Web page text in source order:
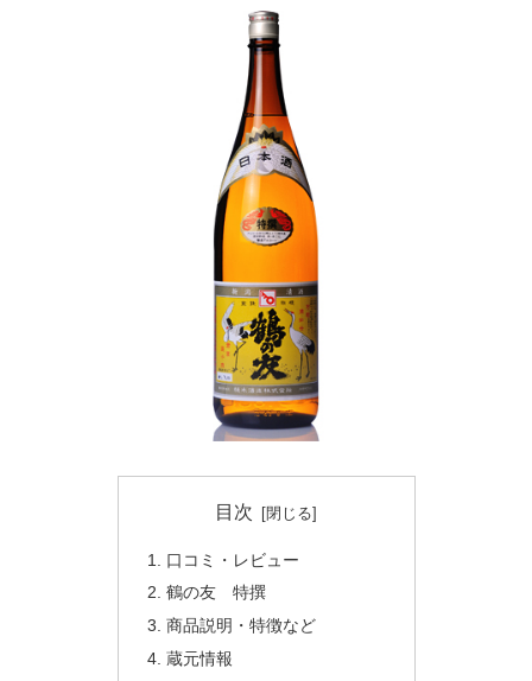
目次
口コミ・レビュー
鶴の友 特撰
商品説明・特徴など
蔵元情報